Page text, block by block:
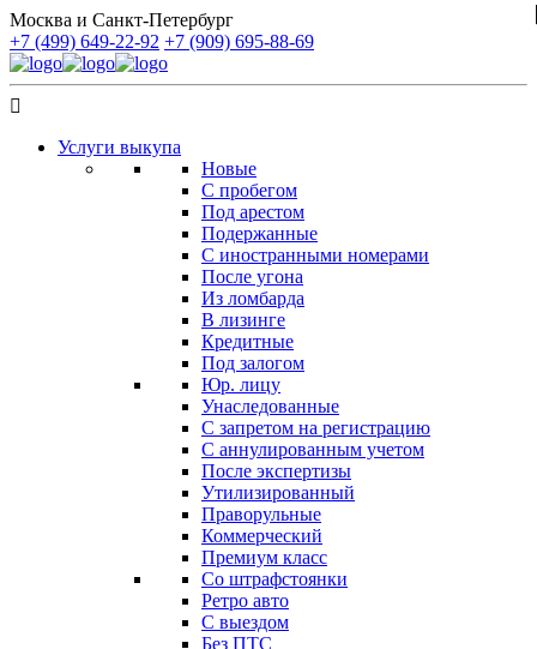
Москва и Санкт-Петербург
+7 (499) 649-22-92 +7 (909) 695-88-69
Услуги выкупа
Новые
С пробегом
Под арестом
Подержанные
С иностранными номерами
После угона
Из ломбарда
В лизинге
Кредитные
Под залогом
Юр. лицу
Унаследованные
С запретом на регистрацию
С аннулированным учетом
После экспертизы
Утилизированный
Праворульные
Коммерческий
Премиум класс
Со штрафстоянки
Ретро авто
С выездом
Без ПТС